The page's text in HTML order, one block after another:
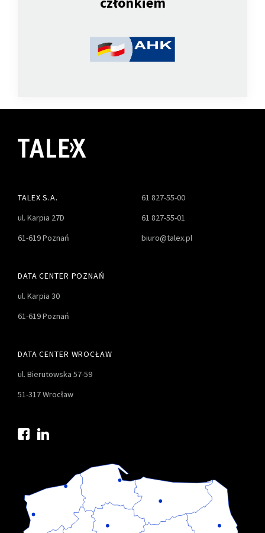
TALEX S.A.
ul. Karpia 27D
61-619 Poznań
61 827-55-00
61 827-55-01
biuro@talex.pl
DATA CENTER POZNAŃ
ul. Karpia 30
61-619 Poznań
DATA CENTER WROCŁAW
ul. Bierutowska 57-59
51-317 Wrocław